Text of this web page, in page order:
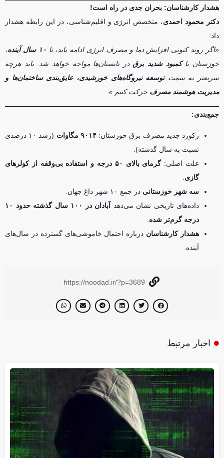
هشدار کارشناسان: بحران جدی در راه است!
دکتر محمود احمدی، متخصص انرژی و اقلیم‌شناسی، در این رابطه هشدار
داد:
«اگر روند کنونی افزایش دما و مصرف انرژی ادامه یابد، تا ۱۰ سال آینده
،
خوزستان باکمبود شدید برقدر تابستان‌ها مواجه خواهد شد. باید هرچه
سریعتر به سمتتوسعه نیروگاه‌های خورشیدی، عایق‌بندی ساختمان‌ها و
مدیریت هوشمند مصرف حرکت کنیم.»
جمع‌بندی:
رکورد جدید مصرف برق خوزستان:۹۰۱۴ مگاوات
(رشد ۱۰ درصدی
نسبت به سال گذشته).
علت اصلی:
گرمای بالای ۵۰ درجه و استفاده بی‌وقفه از کولرهای
گازی
سه شهر خوزستانی در جمع ۱۰ شهر داغ جهان.
داده‌های تاریخی نشان می‌دهد
آبادان در ۱۰۰ سال گذشته حدود ۱۰
درجه گرم‌تر شده
هشدار کارشناسان درباره احتمال خاموشی‌های گسترده در سال‌های
آینده.
https://noodad.ir/?p=3689
اخبار مرتبط